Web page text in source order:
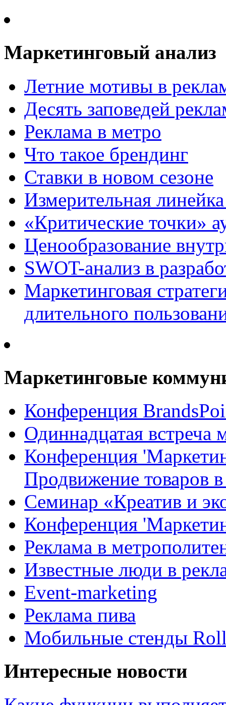
Маркетинговый анализ
Летние мотивы в
Десять заповедей
Реклама в метро
Что такое брендинг
Ставки в новом сезоне
Измерительная
«Критические точки»
Ценообразование
SWOT-анализ в
Маркетинговая
длительного
Маркетинговые
Конференция
Одиннадцатая
Конференция
Продвижение товаров
Семинар «Креатив и
Конференция
Реклама в
Известные люди в
Event-marketing
Реклама пива
Мобильные стенды
Интересные новости